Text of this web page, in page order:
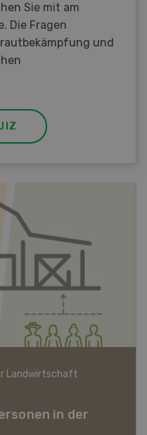
Sie mit am
Die Fragen
und